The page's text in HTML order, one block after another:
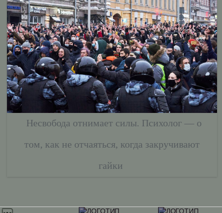
Несвобода отнимает силы. Психолог — о
том, как не отчаяться, когда закручивают
гайки